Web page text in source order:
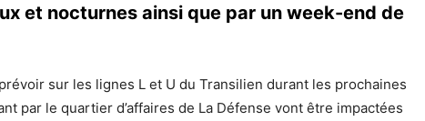
et nocturnes ainsi que par un week-end de
sur les lignes L et U du Transilien durant les prochaines
par le quartier d’affaires de La Défense vont être impactées